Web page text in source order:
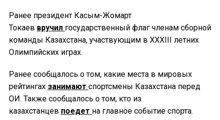
Ранее президент Касым-Жомарт
Токаев вручил государственный флаг членам сборной
команды Казахстана, участвующим в ХХХІІІ летних
Олимпийских играх.
Ранее сообщалось о том, какие места в мировых
рейтингах занимают спортсмены Казахстана перед
ОИ. Также сообщалось о том, кто из
казахстанцев поедет на главное событие спорта.